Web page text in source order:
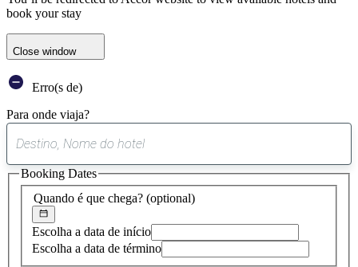
book your stay
Close window
Erro(s de)
Para onde viaja?
sugestão
encontrada
Quando é que chega? (optional)
Escolha a data de início
Escolha a data de término
Booking Dates